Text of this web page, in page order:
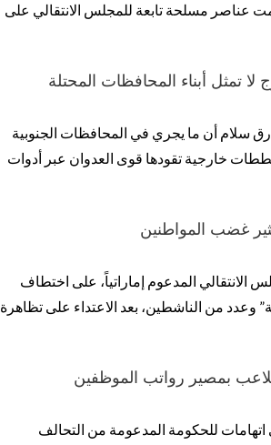
عناصر مسلحة تابعة للمجلس الانتقالي على
تمثل أبناء المحافظات المحتلة
سلام أن ما يجري في المحافظات الجنوبية
خارجية تقودها قوى العدوان عبر أدوات
غضب المواطنين
المدعوم إماراتياً، على اختطاف
وعدد من الناشطين، بعد الاعتداء على تظاهرة
بمصير رواتب الموظفين
للحكومة المدعومة من التحالف